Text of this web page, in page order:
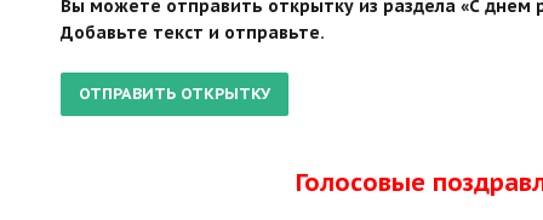
Вы можете отправить открытку из раздела «С днем
Добавьте текст и отправьте.
Голосовые